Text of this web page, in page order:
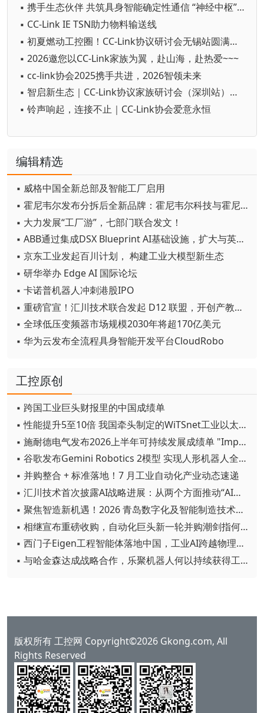
▪ 携手生态伙伴 共筑具身智能确定性通信 “神经中枢”—CC-Link IE TSN
▪ CC-Link IE TSN助力物料输送线
▪ 初夏燃动工控圈！CC-Link协议研讨会无锡站圆满收官
▪ 2026邀您以CC-Link家族为翼，赴山海，赴热爱~~~
▪ cc-link协会2025携手共进，2026智领未来
▪ 智启新生态｜CC-Link协议家族研讨会（深圳站）圆满落幕
▪ 铃声响起，连接不止｜CC-Link协会爱意永恒
编辑精选
▪ 威格中国全新总部及智能工厂启用
▪ 霍尼韦尔发布分拆后全新品牌：霍尼韦尔科技与霍尼韦尔航空航天
▪ 大力发展“工厂游”，七部门联合发文！
▪ ABB通过集成DSX Blueprint AI基础设施，扩大与英伟达的合作
▪ 京东工业发起百川计划， 构建工业大模型新生态
▪ 研华举办 Edge AI 国际论坛
▪ 卡诺普机器人冲刺港股IPO
▪ 重磅官宣！汇川技术联合发起 D12 联盟，开创产教融合新范式
▪ 全球低压变频器市场规模2030年将超170亿美元
▪ 华为云发布全流程具身智能开发平台CloudRobo
工控原创
▪ 跨国工业巨头财报里的中国成绩单
▪ 性能提升5至10倍 我国牵头制定的WiTSnet工业以太网国际标准正式发布
▪ 施耐德电气发布2026上半年可持续发展成绩单 "Impact 2030"路线图开局稳健
▪ 谷歌发布Gemini Robotics 2模型 实现人形机器人全身智能控制突破
▪ 并购整合 + 标准落地！7 月工业自动化产业动态速递
▪ 汇川技术首次披露AI战略进展：从两个方面推动“AI业务化”落地
▪ 聚焦智造新机遇！2026 青岛数字化及智能制造技术论坛圆满落幕
▪ 相继宣布重磅收购，自动化巨头新一轮并购潮剑指何方？
▪ 西门子Eigen工程智能体落地中国，工业AI跨越物理世界“确定性”拐点
▪ 与哈金森达成战略合作，乐聚机器人何以持续获得工业巨头青睐？
版权所有 工控网 Copyright©2026 Gkong.com, All
Rights Reserved